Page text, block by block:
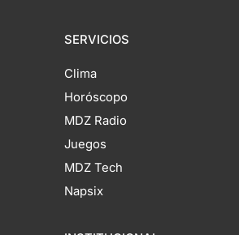
SERVICIOS
Clima
Horóscopo
MDZ Radio
Juegos
MDZ Tech
Napsix